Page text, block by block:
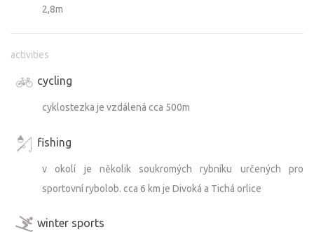
2,8m
activities
cycling
cyklostezka je vzdálená cca 500m
fishing
v okolí je několik soukromých rybníku určených pro
sportovní rybolob. cca 6 km je Divoká a Tichá orlice
winter sports